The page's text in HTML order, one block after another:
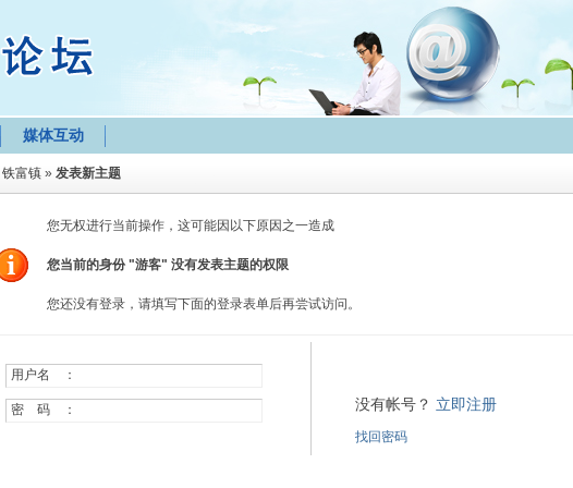
媒体互动
铁富镇» 发表新主题
您无权进行当前操作，这可能因以下原因之一造成
您当前的身份 "游客" 没有发表主题的权限
您还没有登录，请填写下面的登录表单后再尝试访问。
用户名 ：
密 码 ： 没有帐号？ 立即注册
找回密码